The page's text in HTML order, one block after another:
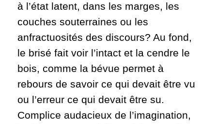
à l’état latent, dans les marges, les
couches souterraines ou les
anfractuosités des discours? Au fond,
le brisé fait voir l’intact et la cendre le
bois, comme la bévue permet à
rebours de savoir ce qui devait être vu
ou l’erreur ce qui devait être su.
Complice audacieux de l’imagination,